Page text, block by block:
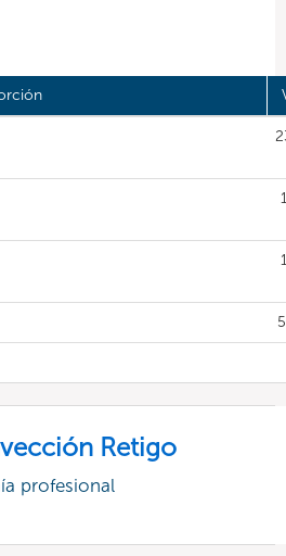
Retigo
profesional